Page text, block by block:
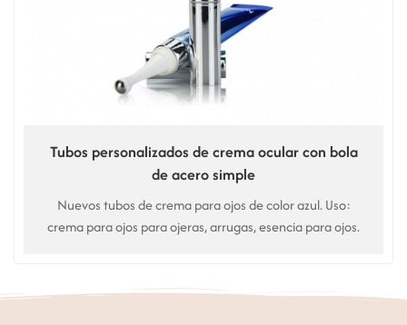
Tubos personalizados de crema ocular con bola
de acero simple
Nuevos tubos de crema para ojos de color azul. Uso:
crema para ojos para ojeras, arrugas, esencia para ojos.